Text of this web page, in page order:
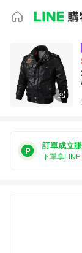
訂單成立
下單享